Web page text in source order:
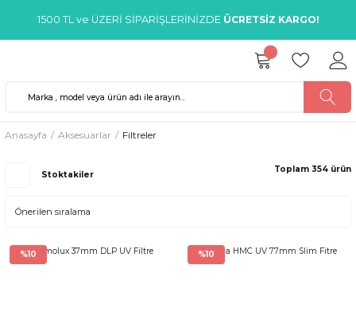
1500 TL ve ÜZERİ SİPARİŞLERİNİZDE ÜCRETSİZ KARGO!
Anasayfa Aksesuarlar Filtreler
Stoktakiler
Toplam 354 ürün
%10 %10